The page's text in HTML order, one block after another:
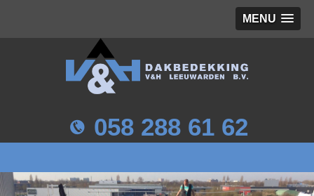
MENU
058 288 61 62